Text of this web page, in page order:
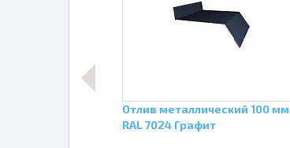
Отлив металлический 100 мм
RAL 7024 Графит